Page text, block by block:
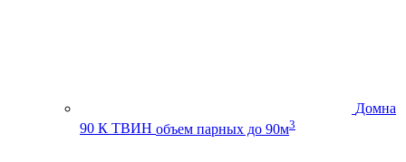
Домна
90 К ТВИН объем парных до 90м3